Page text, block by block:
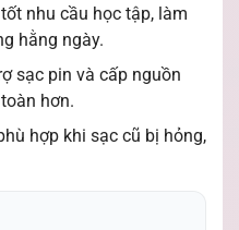
nhu cầu học tập, làm
hằng ngày.
sạc pin và cấp nguồn
hơn.
hợp khi sạc cũ bị hỏng,